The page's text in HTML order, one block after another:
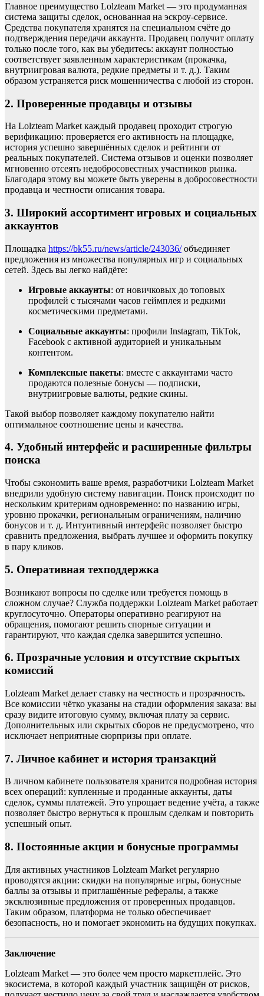
Главное преимущество Lolzteam Market — это продуманная
система защиты сделок, основанная на эскроу-сервисе.
Средства покупателя хранятся на специальном счёте до
подтверждения передачи аккаунта. Продавец получит оплату
только после того, как вы убедитесь: аккаунт полностью
соответствует заявленным характеристикам (прокачка,
внутриигровая валюта, редкие предметы и т. д.). Таким
образом устраняется риск мошенничества с любой из сторон.
2. Проверенные продавцы и отзывы
На Lolzteam Market каждый продавец проходит строгую
верификацию: проверяется его активность на площадке,
история успешно завершённых сделок и рейтинги от
реальных покупателей. Система отзывов и оценки позволяет
мгновенно отсеять недобросовестных участников рынка.
Благодаря этому вы можете быть уверены в добросовестности
продавца и честности описания товара.
3. Широкий ассортимент игровых и социальных
аккаунтов
Площадка https://bk55.ru/news/article/243036/объединяет
предложения из множества популярных игр и социальных
сетей. Здесь вы легко найдёте:
Игровые аккаунты: от новичковых до топовых
профилей с тысячами часов геймплея и редкими
косметическими предметами.
Социальные аккаунты: профили Instagram, TikTok,
Facebook с активной аудиторией и уникальным
контентом.
Комплексные пакеты: вместе с аккаунтами часто
продаются полезные бонусы — подписки,
внутриигровые валюты, редкие скины.
Такой выбор позволяет каждому покупателю найти
оптимальное соотношение цены и качества.
4. Удобный интерфейс и расширенные фильтры
поиска
Чтобы сэкономить ваше время, разработчики Lolzteam Market
внедрили удобную систему навигации. Поиск происходит по
нескольким критериям одновременно: по названию игры,
уровню прокачки, региональным ограничениям, наличию
бонусов и т. д. Интуитивный интерфейс позволяет быстро
сравнить предложения, выбрать лучшее и оформить покупку
в пару кликов.
5. Оперативная техподдержка
Возникают вопросы по сделке или требуется помощь в
сложном случае? Служба поддержки Lolzteam Market работает
круглосуточно. Операторы оперативно реагируют на
обращения, помогают решить спорные ситуации и
гарантируют, что каждая сделка завершится успешно.
6. Прозрачные условия и отсутствие скрытых
комиссий
Lolzteam Market делает ставку на честность и прозрачность.
Все комиссии чётко указаны на стадии оформления заказа: вы
сразу видите итоговую сумму, включая плату за сервис.
Дополнительных или скрытых сборов не предусмотрено, что
исключает неприятные сюрпризы при оплате.
7. Личное кабинет и история транзакций
В личном кабинете пользователя хранится подробная история
всех операций: купленные и проданные аккаунты, даты
сделок, суммы платежей. Это упрощает ведение учёта, а также
позволяет быстро вернуться к прошлым сделкам и повторить
успешный опыт.
8. Постоянные акции и бонусные программы
Для активных участников Lolzteam Market регулярно
проводятся акции: скидки на популярные игры, бонусные
баллы за отзывы и приглашённые рефералы, а также
эксклюзивные предложения от проверенных продавцов.
Таким образом, платформа не только обеспечивает
безопасность, но и помогает экономить на будущих покупках.
Заключение
Lolzteam Market — это более чем просто маркетплейс. Это
экосистема, в которой каждый участник защищён от рисков,